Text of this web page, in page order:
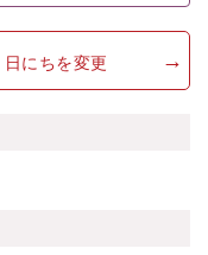
日にちを変更